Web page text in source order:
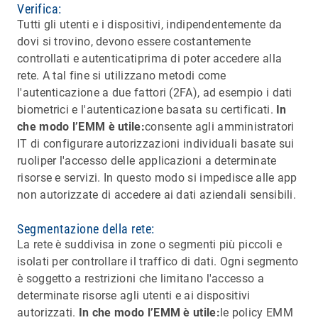
Verifica:
Tutti gli utenti e i dispositivi, indipendentemente da
dovi si trovino, devono essere costantemente
controllati e autenticatiprima di poter accedere alla
rete. A tal fine si utilizzano metodi come
l'autenticazione a due fattori (2FA), ad esempio i dati
biometrici e l'autenticazione basata su certificati. In
che modo l’EMM è utile:consente agli amministratori
IT di configurare autorizzazioni individuali basate sui
ruoliper l'accesso delle applicazioni a determinate
risorse e servizi. In questo modo si impedisce alle app
non autorizzate di accedere ai dati aziendali sensibili.
Segmentazione della rete:
La rete è suddivisa in zone o segmenti più piccoli e
isolati per controllare il traffico di dati. Ogni segmento
è soggetto a restrizioni che limitano l'accesso a
determinate risorse agli utenti e ai dispositivi
autorizzati. In che modo l’EMM è utile:le policy EMM